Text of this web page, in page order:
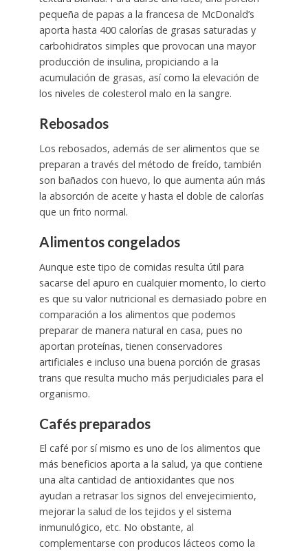
pequeña de papas a la francesa de McDonald’s
aporta hasta 400 calorías de grasas saturadas y
carbohidratos simples que provocan una mayor
producción de insulina, propiciando a la
acumulación de grasas, así como la elevación de
los niveles de colesterol malo en la sangre.
Rebosados
Los rebosados, además de ser alimentos que se
preparan a través del método de freído, también
son bañados con huevo, lo que aumenta aún más
la absorción de aceite y hasta el doble de calorías
que un frito normal.
Alimentos congelados
Aunque este tipo de comidas resulta útil para
sacarse del apuro en cualquier momento, lo cierto
es que su valor nutricional es demasiado pobre en
comparación a los alimentos que podemos
preparar de manera natural en casa, pues no
aportan proteínas, tienen conservadores
artificiales e incluso una buena porción de grasas
trans que resulta mucho más perjudiciales para el
organismo.
Cafés preparados
El café por sí mismo es uno de los alimentos que
más beneficios aporta a la salud, ya que contiene
una alta cantidad de antioxidantes que nos
ayudan a retrasar los signos del envejecimiento,
mejorar la salud de los tejidos y el sistema
inmunulógico, etc. No obstante, al
complementarse con producos lácteos como la